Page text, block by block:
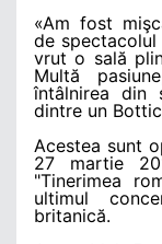
«Am fost
de
vrut o sală
Multă
întâlnirea din
dintre un
Acestea sunt
27 martie
"Tinerimea
ultimul
britanică.